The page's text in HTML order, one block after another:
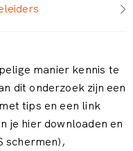
manier kennis te
dit onderzoek zijn een
tips en een link
je hier downloaden en
schermen),